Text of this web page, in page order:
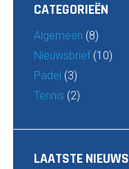
CATEGORIEËN
Algemeen (8)
Nieuwsbrief(10)
Padel (3)
Tennis (2)
LAATSTE NIEUWS